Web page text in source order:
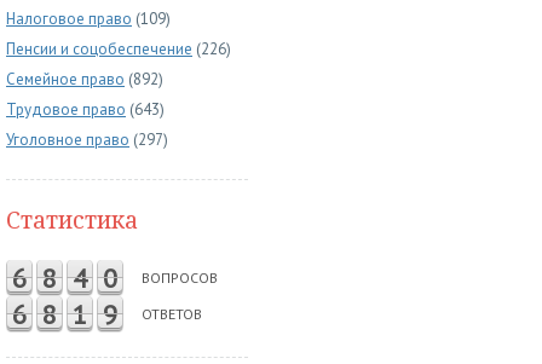
Налоговое право (109)
Пенсии и соцобеспечение (226)
Семейное право (892)
Трудовое право (643)
Уголовное право (297)
Статистика
6 8 4 0 ВОПРОСОВ
6 8 1 9 ОТВЕТОВ